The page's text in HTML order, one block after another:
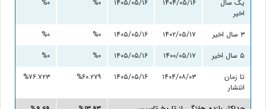
یک سال
اخیر
۱۴۰۴/۰۵/۱۶ ۱۴۰۵/۰۵/۱۶ %۰ %۰
۳ سال اخیر ۱۴۰۲/۰۵/۱۷ ۱۴۰۵/۰۵/۱۶ %۰
%۰
۵ سال اخیر
۱۴۰۰/۰۵/۱۷ ۱۴۰۵/۰۵/۱۶ %۰
%۰
تا زمان
انتشار
۱۴۰۴/۰۸/۰۳ ۱۴۰۵/۰۵/۱۶ %۶۰.۲۷۹ %۷۶.۷۲۳